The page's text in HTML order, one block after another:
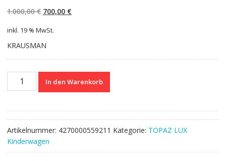
basierend auf
1.000,00€ Ursprünglicher
war:
1.000,00 €
700,00 €Aktueller
inkl. 19 % MwSt.
KRAUSMAN
Krausman
in
1
Topaz
Lux
Black
In den Warenkorb
Artikelnummer: 4270000559211 Kategorie: TOPAZ LUX
Kinderwagen